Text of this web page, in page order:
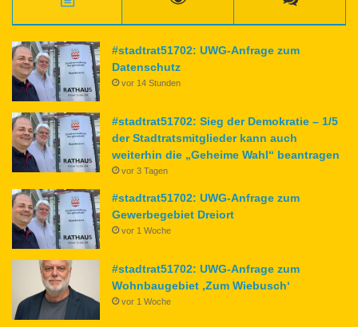
#stadtrat51702: UWG-Anfrage zum
Datenschutz
vor 14 Stunden
#stadtrat51702: Sieg der Demokratie – 1/5
der Stadtratsmitglieder kann auch
weiterhin die „Geheime Wahl“ beantragen
vor 3 Tagen
#stadtrat51702: UWG-Anfrage zum
Gewerbegebiet Dreiort
vor 1 Woche
#stadtrat51702: UWG-Anfrage zum
Wohnbaugebiet ‚Zum Wiebusch‘
vor 1 Woche